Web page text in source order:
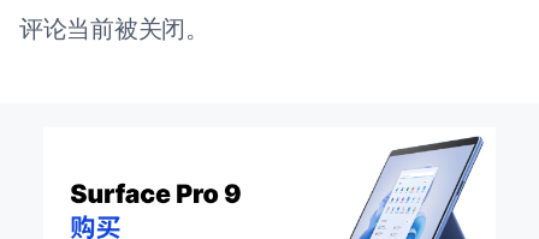
评论当前被关闭。